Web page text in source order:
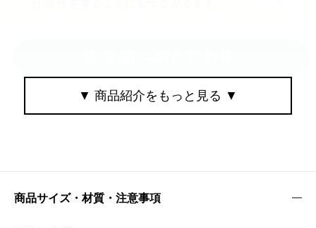
商品サイズ・材質・注意事項